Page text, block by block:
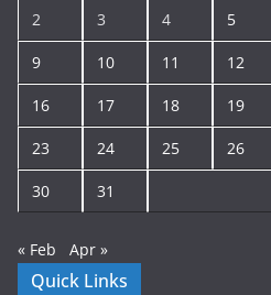
2 3 4 5
9 10 11 12
16 17 18 19
23 24 25 26
30 31
« Feb Apr »
Quick Links